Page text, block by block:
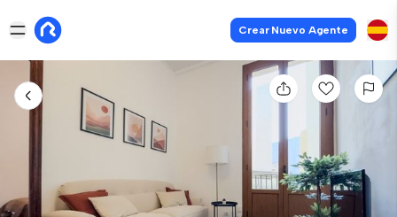
Crear Nuevo Agente